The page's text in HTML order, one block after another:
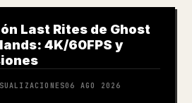
Last Rites de Ghost
4K/60FPS y
06 AGO 2026